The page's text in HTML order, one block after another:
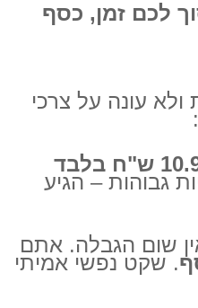
לכם זמן, כסף
עונה על צרכי
המערכת הזולה ביותר בישראל, החל מ-10.9 ש"ח בלבד
גבוהות – הגיע
שום הגבלה. אתם
. שקט נפשי אמיתי